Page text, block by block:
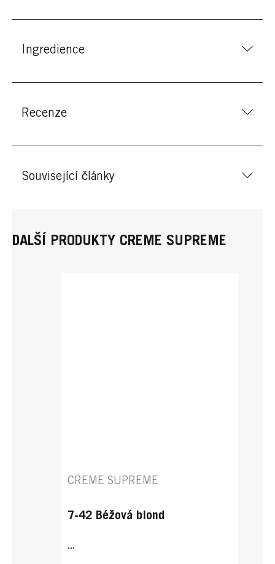
Ingredience
Recenze
Související články
DALŠÍ PRODUKTY CREME SUPREME
CREME SUPREME
7-42 Béžová blond
...